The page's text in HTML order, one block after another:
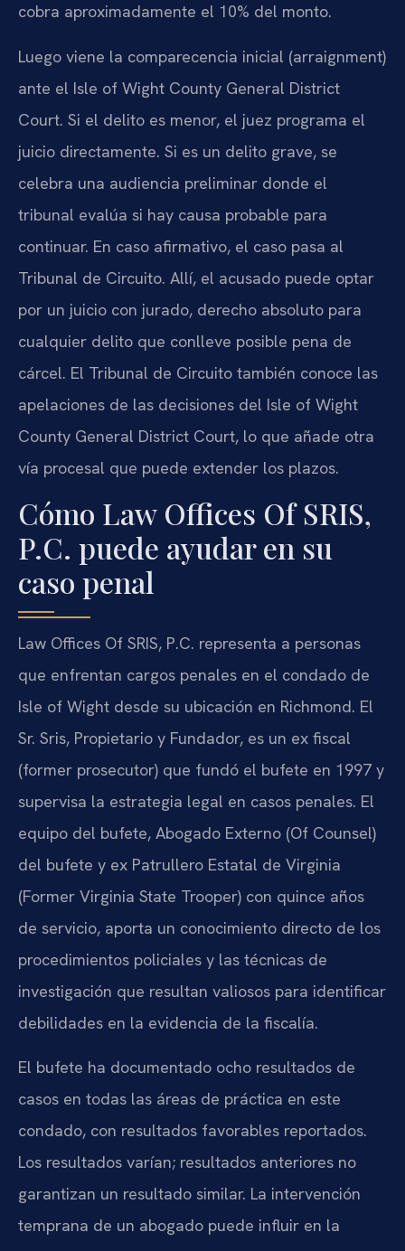
cobra aproximadamente el 10% del monto.
Luego viene la comparecencia inicial (arraignment)
ante el Isle of Wight County General District
Court. Si el delito es menor, el juez programa el
juicio directamente. Si es un delito grave, se
celebra una audiencia preliminar donde el
tribunal evalúa si hay causa probable para
continuar. En caso afirmativo, el caso pasa al
Tribunal de Circuito. Allí, el acusado puede optar
por un juicio con jurado, derecho absoluto para
cualquier delito que conlleve posible pena de
cárcel. El Tribunal de Circuito también conoce las
apelaciones de las decisiones del Isle of Wight
County General District Court, lo que añade otra
vía procesal que puede extender los plazos.
Cómo Law Offices Of SRIS,
P.C. puede ayudar en su
caso penal
Law Offices Of SRIS, P.C. representa a personas
que enfrentan cargos penales en el condado de
Isle of Wight desde su ubicación en Richmond. El
Sr. Sris, Propietario y Fundador, es un ex fiscal
(former prosecutor) que fundó el bufete en 1997 y
supervisa la estrategia legal en casos penales. El
equipo del bufete, Abogado Externo (Of Counsel)
del bufete y ex Patrullero Estatal de Virginia
(Former Virginia State Trooper) con quince años
de servicio, aporta un conocimiento directo de los
procedimientos policiales y las técnicas de
investigación que resultan valiosos para identificar
debilidades en la evidencia de la fiscalía.
El bufete ha documentado ocho resultados de
casos en todas las áreas de práctica en este
condado, con resultados favorables reportados.
Los resultados varían; resultados anteriores no
garantizan un resultado similar. La intervención
temprana de un abogado puede influir en la